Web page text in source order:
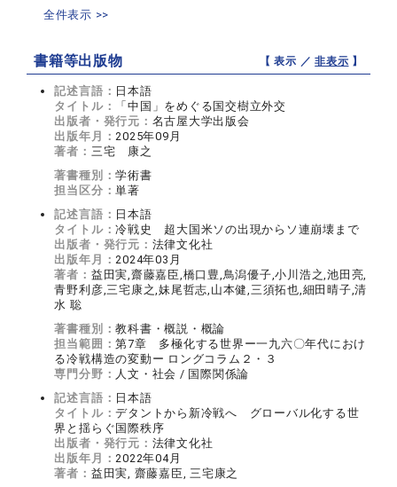
全件表示 >>
書籍等出版物 【 表示 ／非表示 】
記述言語： 日本語
タイトル：
「中国」をめぐる国交樹立外交
出版者・発行元： 名古屋大学出版会
出版年月：2025年09月
著者： 三宅 康之
著書種別：学術書
担当区分：単著
記述言語： 日本語
タイトル：冷戦史 超大国米ソの出現からソ連崩壊まで
出版者・発行元： 法律文化社
出版年月：2024年03月
著者： 益田実,齋藤嘉臣,橋口豊,鳥潟優子,小川浩之,池田亮,
青野利彦,三宅康之,妹尾哲志,山本健,三須拓也,細田晴子,清
水 聡
著書種別：教科書・概説・概論
担当範囲：第7章 多極化する世界ー一九六〇年代におけ
る冷戦構造の変動ー ロングコラム２・３
専門分野： 人文・社会 / 国際関係論
記述言語： 日本語
タイトル：デタントから新冷戦へ グローバル化する世
界と揺らぐ国際秩序
出版者・発行元： 法律文化社
出版年月：2022年04月
著者： 益田実, 齋藤嘉臣, 三宅康之